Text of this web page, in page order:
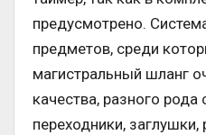
предусмотрено.
предметов, среди
магистральный шланг
качества, разного
переходники, заглушки,